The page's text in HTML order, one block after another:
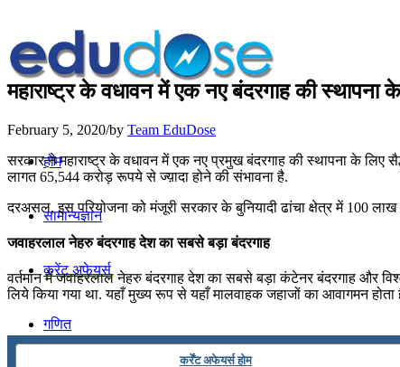
होम
सामान्यज्ञान
करेंट अफेयर्स
गणित
महाराष्ट्र के वधावन में एक नए बंदरगाह की स्थापना
February 5, 2020/by Team EduDose
सरकार ने महाराष्ट्र के वधावन में एक नए प्रमुख बंदरगाह की स्थापना के लिए
लागत 65,544 करोड़ रूपये से ज्य़ादा होने की संभावना है.
दरअसल, इस परियोजना को मंजूरी सरकार के बुनियादी ढांचा क्षेत्र में 100
जवाहरलाल नेहरु बंदरगाह देश का सबसे बड़ा बंदरगाह
वर्तमान में जवाहरलाल नेहरु बंदरगाह देश का सबसे बड़ा कंटेनर बंदरगाह और
लिये किया गया था. यहाँ मुख्य रूप से यहाँ मालवाहक जहाजों का आवागमन होता
कर्रेंट अफेयर्स होम